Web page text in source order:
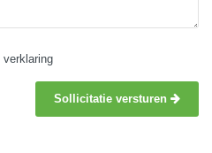
Sollicitatie versturen